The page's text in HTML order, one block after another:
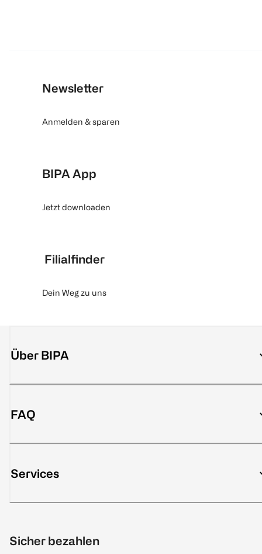
Newsletter
Anmelden & sparen
BIPA App
Jetzt downloaden
Filialfinder
Dein Weg zu uns
Über BIPA
FAQ
Services
Sicher bezahlen